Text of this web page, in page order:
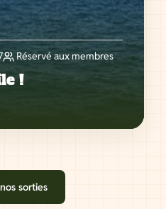
Réservé aux membres
!
sorties